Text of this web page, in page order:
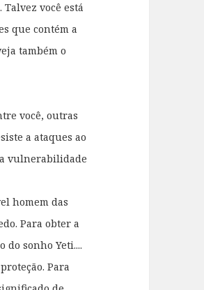
você está
que contém a
também o
você, outras
a ataques ao
vulnerabilidade
homem das
Para obter a
sonho Yeti....
Para